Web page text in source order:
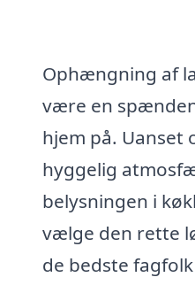
Ophængning af
være en
hjem på. Uanset
hyggelig
belysningen i
vælge den rette
de bedste